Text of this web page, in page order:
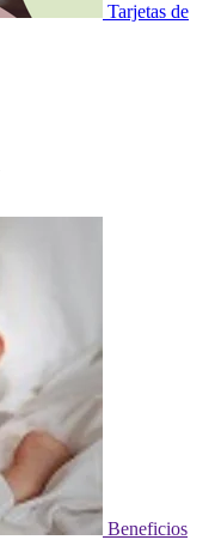
Tarjetas de
Beneficios